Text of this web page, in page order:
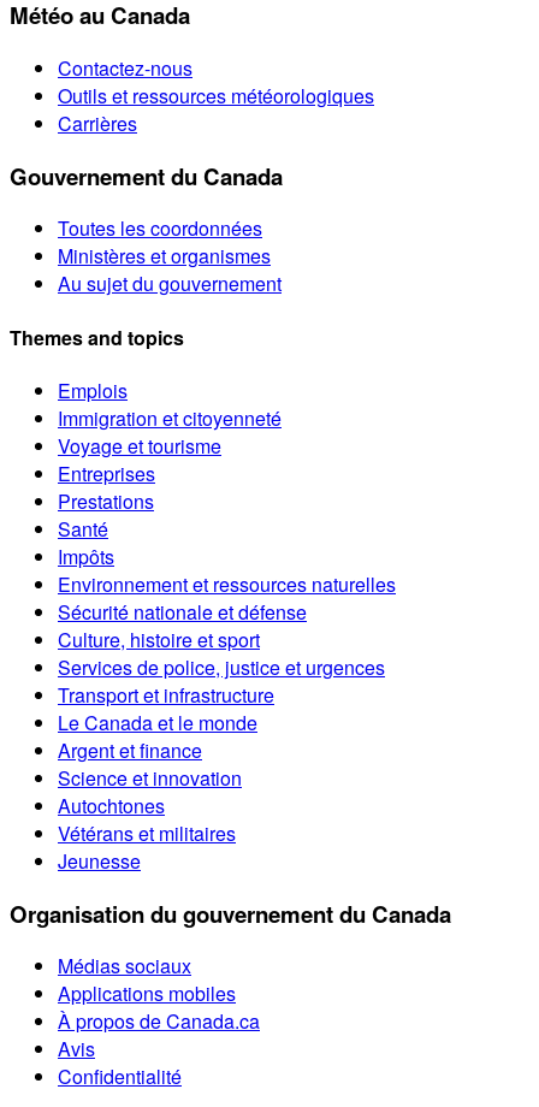
Météo au Canada
Contactez-nous
Outils et ressources météorologiques
Carrières
Gouvernement du Canada
Toutes les coordonnées
Ministères et organismes
Au sujet du gouvernement
Themes and topics
Emplois
Immigration et citoyenneté
Voyage et tourisme
Entreprises
Prestations
Santé
Impôts
Environnement et ressources naturelles
Sécurité nationale et défense
Culture, histoire et sport
Services de police, justice et urgences
Transport et infrastructure
Le Canada et le monde
Argent et finance
Science et innovation
Autochtones
Vétérans et militaires
Jeunesse
Organisation du gouvernement du Canada
Médias sociaux
Applications mobiles
À propos de Canada.ca
Avis
Confidentialité